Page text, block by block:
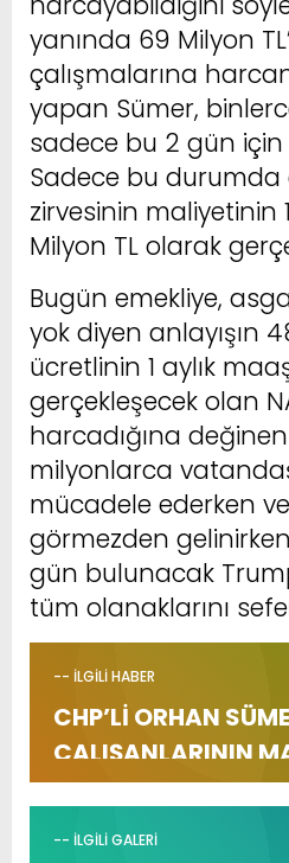
yanında 69 Milyon
çalışmalarına
yapan Sümer,
sadece bu 2 gün için
Sadece bu durumda
zirvesinin maliyetinin
Milyon TL olarak
Bugün emekliye,
yok diyen anlayışın
ücretlinin 1 aylık
gerçekleşecek olan
harcadığına
milyonlarca
mücadele ederken
görmezden
gün bulunacak
tüm olanaklarını
-- İLGİLİ HABER
CHP’Lİ ORHAN
ÇALIŞANLARININ
TBMM’YE TAŞIDI
-- İLGİLİ GALERİ